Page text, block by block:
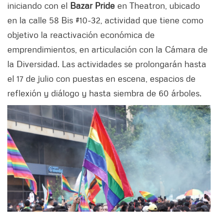
iniciando con el Bazar Pride en Theatron, ubicado
en la calle 58 Bis #10-32, actividad que tiene como
objetivo la reactivación económica de
emprendimientos, en articulación con la Cámara de
la Diversidad. Las actividades se prolongarán hasta
el 17 de julio con puestas en escena, espacios de
reflexión y diálogo y hasta siembra de 60 árboles.